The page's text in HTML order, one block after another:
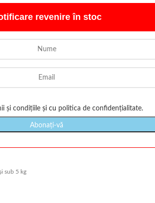
revenire în stoc
și condițiileși cu politica de confidențialitate.
sub 5 kg